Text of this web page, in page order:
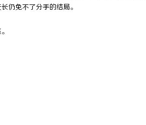
仍免不了分手的结局。